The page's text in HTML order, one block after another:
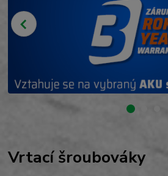
Vrtací šroubováky